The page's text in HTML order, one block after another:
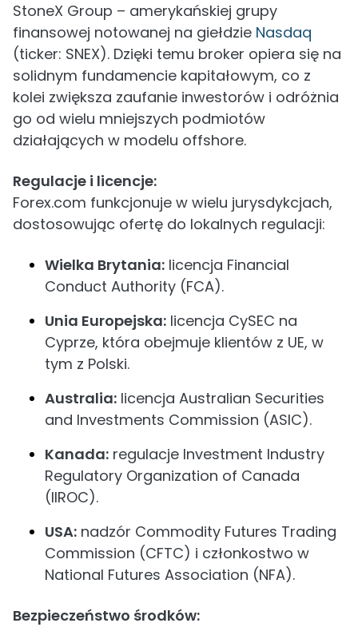
StoneX Group – amerykańskiej grupy
finansowej notowanej na giełdzie Nasdaq
(ticker: SNEX). Dzięki temu broker opiera się na
solidnym fundamencie kapitałowym, co z
kolei zwiększa zaufanie inwestorów i odróżnia
go od wielu mniejszych podmiotów
działających w modelu offshore.
Regulacje i licencje:
Forex.com funkcjonuje w wielu jurysdykcjach,
dostosowując ofertę do lokalnych regulacji:
Wielka Brytania: licencja Financial
Conduct Authority (FCA).
Unia Europejska: licencja CySEC na
Cyprze, która obejmuje klientów z UE, w
tym z Polski.
Australia: licencja Australian Securities
and Investments Commission (ASIC).
Kanada: regulacje Investment Industry
Regulatory Organization of Canada
(IIROC).
USA: nadzór Commodity Futures Trading
Commission (CFTC) i członkostwo w
National Futures Association (NFA).
Bezpieczeństwo środków: